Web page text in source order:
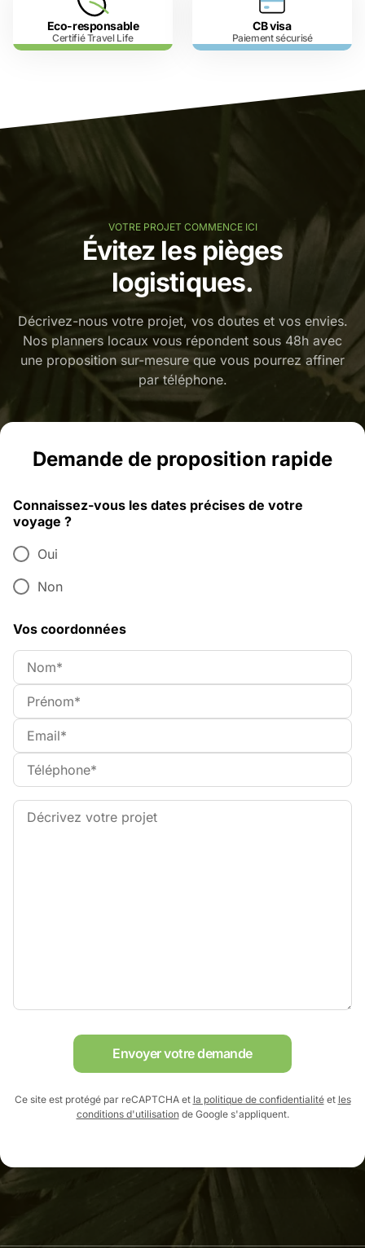
Eco-responsable
Certifié Travel Life
CB visa
Paiement sécurisé
VOTRE PROJET COMMENCE ICI
Évitez les pièges
logistiques.
Décrivez-nous votre projet, vos doutes et vos envies.
Nos planners locaux vous répondent sous 48h avec
une proposition sur-mesure que vous pourrez affiner
par téléphone.
Demande de proposition rapide
Connaissez-vous les dates précises de votre
voyage ?
Oui
Non
Vos coordonnées
Envoyer votre demande
Ce site est protégé par reCAPTCHA et la politique de confidentialitéet les
conditions d'utilisationde Google s'appliquent.